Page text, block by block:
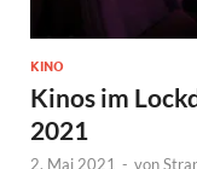
KINO
Kinos im
2021
2. Mai 2021 - von